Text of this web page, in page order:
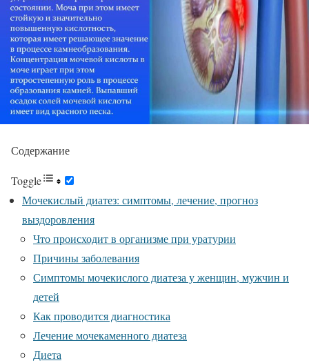
Содержание
Toggle
Мочекислый диатез: симптомы, лечение, прогноз
выздоровления
Что происходит в организме при уратурии
Причины заболевания
Симптомы мочекислого диатеза у женщин, мужчин и
детей
Как проводится диагностика
Лечение мочекаменного диатеза
Диета